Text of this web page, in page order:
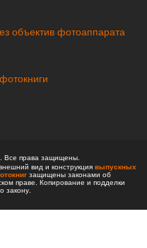
объектив фотоаппарата
. Все права защищены.
вид и конструкция выпускных
защищены законами об
праве. Копирование и подделки
закону.